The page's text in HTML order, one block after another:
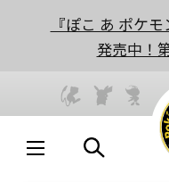
『ぽこ あ ポケ
発売中！